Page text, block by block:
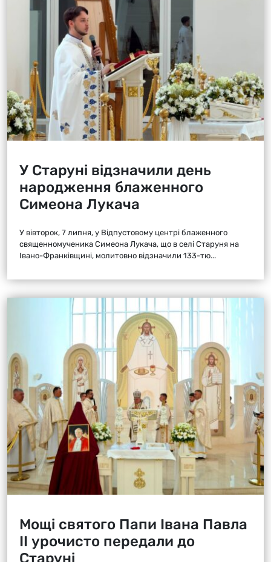
У Старуні відзначили день
народження блаженного
Симеона Лукача
У вівторок, 7 липня, у Відпустовому центрі блаженного
священномученика Симеона Лукача, що в селі Старуня на
Івано-Франківщині, молитовно відзначили 133-тю...
Мощі святого Папи Івана Павла
ІІ урочисто передали до
Старуні